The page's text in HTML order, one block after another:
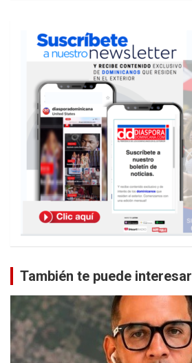
También te puede interesar